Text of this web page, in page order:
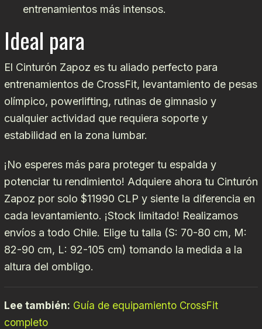
entrenamientos más intensos.
Ideal para
El Cinturón Zapoz es tu aliado perfecto para
entrenamientos de CrossFit, levantamiento de pesas
olímpico, powerlifting, rutinas de gimnasio y
cualquier actividad que requiera soporte y
estabilidad en la zona lumbar.
¡No esperes más para proteger tu espalda y
potenciar tu rendimiento! Adquiere ahora tu Cinturón
Zapoz por solo $11990 CLP y siente la diferencia en
cada levantamiento. ¡Stock limitado! Realizamos
envíos a todo Chile. Elige tu talla (S: 70-80 cm, M:
82-90 cm, L: 92-105 cm) tomando la medida a la
altura del ombligo.
Lee también: Guía de equipamiento CrossFit
completo